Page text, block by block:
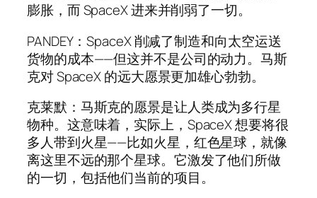
膨胀，而 SpaceX 进来并削弱了一切。
PANDEY：SpaceX 削减了制造和向太空运送
货物的成本——但这并不是公司的动力。马斯
克对 SpaceX 的远大愿景更加雄心勃勃。
克莱默：马斯克的愿景是让人类成为多行星
物种。这意味着，实际上，SpaceX 想要将很
多人带到火星——比如火星，红色星球，就像
离这里不远的那个星球。它激发了他们所做
的一切，包括他们当前的项目。